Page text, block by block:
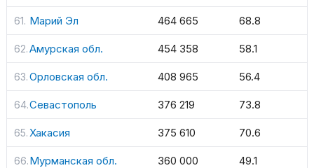
Марий Эл 464 665 68.8
Амурская обл. 454 358 58.1
Орловская обл. 408 965 56.4
Севастополь 376 219 73.8
Хакасия 375 610 70.6
Мурманская обл. 360 000 49.1